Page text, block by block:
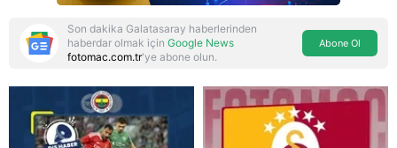
Reddet
Son dakika Galatasaray haberlerinden
haberdar olmak için Google News
fotomac.com.tr'ye abone olun.
Abone Ol